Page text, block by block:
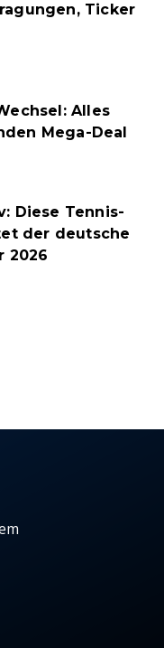
Ticker
Alles
Mega-Deal
Diese Tennis-
der deutsche
2026